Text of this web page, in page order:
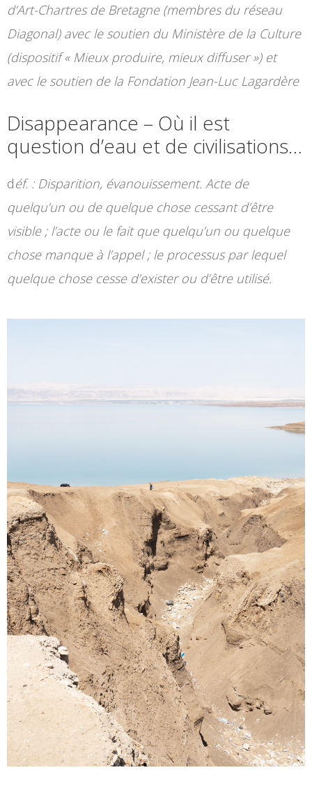
d’Art-Chartres de Bretagne (membres du réseau
Diagonal) avec le soutien du Ministère de la Culture
(dispositif « Mieux produire, mieux diffuser ») et
avec le soutien de la Fondation Jean-Luc Lagardère
Disappearance – Où il est
question d’eau et de civilisations…
déf. : Disparition, évanouissement. Acte de
quelqu’un ou de quelque chose cessant d’être
visible ; l’acte ou le fait que quelqu’un ou quelque
chose manque à l’appel ; le processus par lequel
quelque chose cesse d’exister ou d’être utilisé.